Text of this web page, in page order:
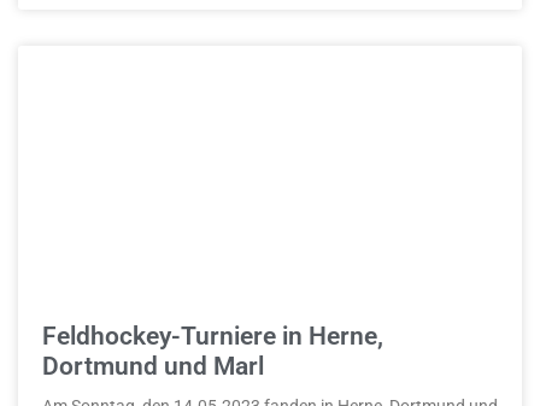
Feldhockey-Turniere in Herne,
Dortmund und Marl